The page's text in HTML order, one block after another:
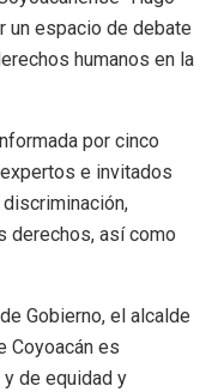
un espacio de debate
humanos en la
por cinco
e invitados
derechos, así como
Gobierno, el alcalde
Coyoacán es
de equidad y